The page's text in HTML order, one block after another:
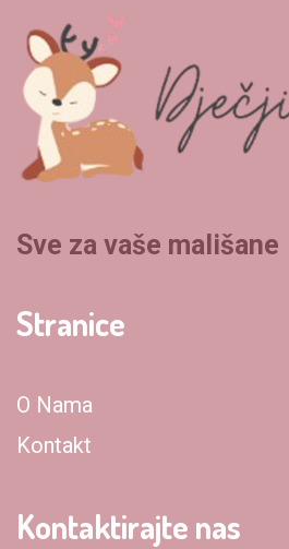
Sve za vaše mališane
Stranice
O Nama
Kontakt
Kontaktirajte nas